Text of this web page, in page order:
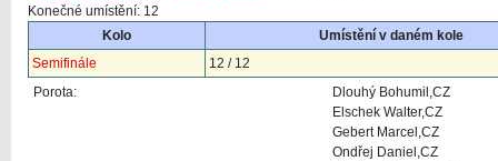
Konečné umístění: 12
Kolo
Umístění v daném kole
Semifinále
12 / 12
Porota:
Dlouhý Bohumil,CZ
Elschek Walter,CZ
Gebert Marcel,CZ
Ondřej Daniel,CZ